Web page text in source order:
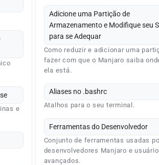
e
Adicione uma Partição de
Armazenamento e Modifique seu
para se Adequar
Como reduzir e adicionar uma
fazer com que o Manjaro saiba
ela está.
Aliases no .bashrc
Atalhos para o seu terminal.
Ferramentas do Desenvolvedor
Conjunto de ferramentas usadas
desenvolvedores Manjaro e
avançados.